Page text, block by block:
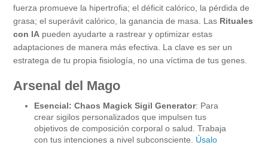
fuerza promueve la hipertrofia; el déficit calórico, la pérdida de
grasa; el superávit calórico, la ganancia de masa. Las Rituales
con IA pueden ayudarte a rastrear y optimizar estas
adaptaciones de manera más efectiva. La clave es ser un
estratega de tu propia fisiología, no una víctima de tus genes.
Arsenal del Mago
Esencial: Chaos Magick Sigil Generator: Para
crear sigilos personalizados que impulsen tus
objetivos de composición corporal o salud. Trabaja
con tus intenciones a nivel subconsciente. Úsalo